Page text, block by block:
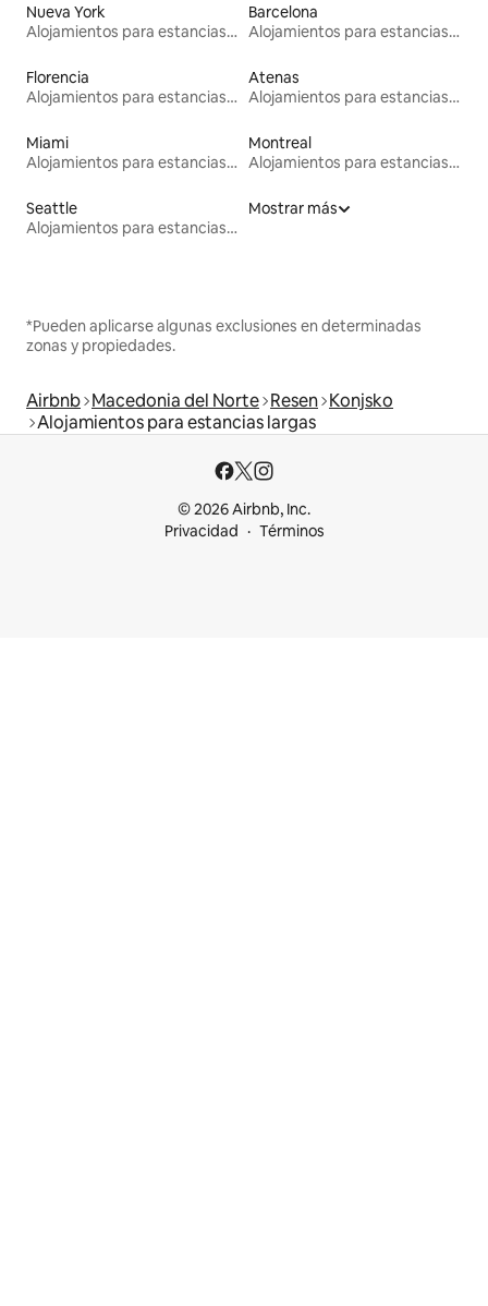
Nueva York
Alojamientos para estancias largas
Barcelona
Alojamientos para estancias largas
Florencia
Alojamientos para estancias largas
Atenas
Alojamientos para estancias largas
Miami
Alojamientos para estancias largas
Montreal
Alojamientos para estancias largas
Seattle
Alojamientos para estancias largas
Mostrar más
*Pueden aplicarse algunas exclusiones en determinadas
zonas y propiedades.
Airbnb Macedonia del Norte Resen Konjsko
Alojamientos para estancias largas
© 2026 Airbnb, Inc.
Privacidad
Términos